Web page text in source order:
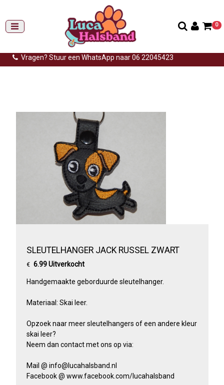
Gemiddelde levertijd: 3 tot 14 werkdagen
Gratis verzending (NL) vanaf €99,-
Vragen? Stuur een WhatsApp naar 06 22045423
0
SLEUTELHANGER JACK RUSSEL ZWART
€ 6.99 Uitverkocht
Handgemaakte geborduurde sleutelhanger.
Materiaal: Skai leer.
Opzoek naar meer sleutelhangers of een andere kleur
skai leer?
Neem dan contact met ons op via:
Mail @ info@lucahalsband.nl
Facebook @ www.facebook.com/lucahalsband